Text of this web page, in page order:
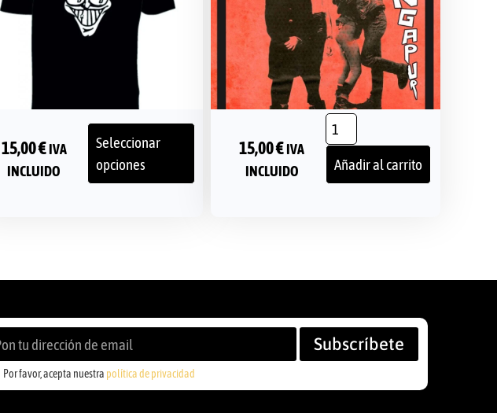
15,00€IVA
INCLUIDO
Seleccionar
opciones
15,00€IVA
INCLUIDO
Añadir al carrito
Por favor, acepta nuestra política de privacidad
Subscríbete